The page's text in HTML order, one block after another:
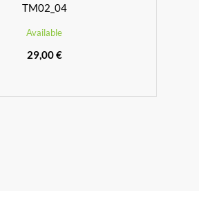
TM02_04
Available
29,00 €